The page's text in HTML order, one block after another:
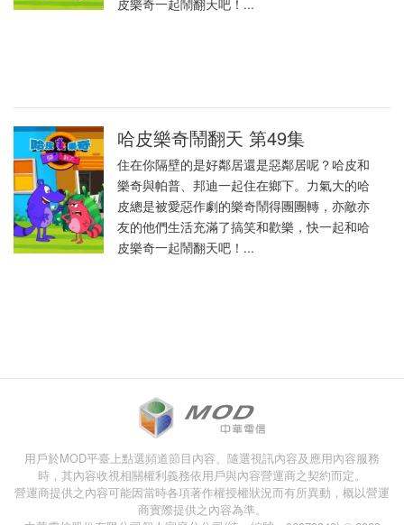
皮樂奇一起鬧翻天吧！...
哈皮樂奇鬧翻天 第49集
住在你隔壁的是好鄰居還是惡鄰居呢？哈皮和
樂奇與帕普、邦迪一起住在鄉下。力氣大的哈
皮總是被愛惡作劇的樂奇鬧得團團轉，亦敵亦
友的他們生活充滿了搞笑和歡樂，快一起和哈
皮樂奇一起鬧翻天吧！...
用戶於MOD平臺上點選頻道節目內容、隨選視訊內容及應用內容服務
時，其內容收視相關權利義務依用戶與內容營運商之契約而定。
營運商提供之內容可能因當時各項著作權授權狀況而有所異動，概以營運
商實際提供之內容為準。